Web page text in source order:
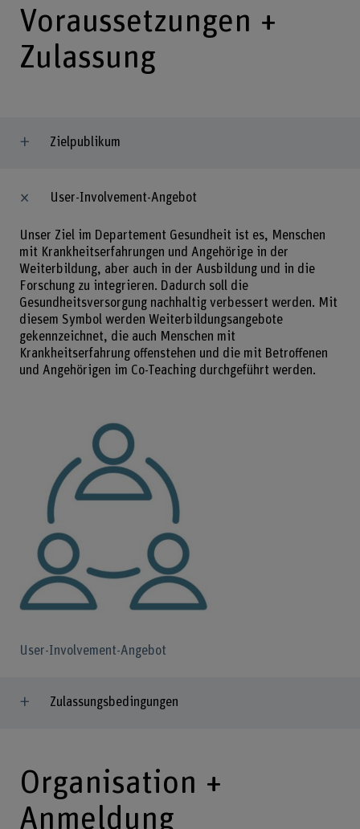
Voraussetzungen +
Zulassung
Zielpublikum
User-Involvement-Angebot
Unser Ziel im Departement Gesundheit ist es, Menschen
mit Krankheitserfahrungen und Angehörige in der
Weiterbildung, aber auch in der Ausbildung und in die
Forschung zu integrieren. Dadurch soll die
Gesundheitsversorgung nachhaltig verbessert werden. Mit
diesem Symbol werden Weiterbildungsangebote
gekennzeichnet, die auch Menschen mit
Krankheitserfahrung offenstehen und die mit Betroffenen
und Angehörigen im Co-Teaching durchgeführt werden.
User-Involvement-Angebot
Zulassungsbedingungen
Organisation +
Anmeldung